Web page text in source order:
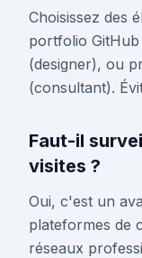
Choisissez des
portfolio
(designer), ou
(consultant).
Faut-il
visites ?
Oui, c'est un
plateformes de
réseaux